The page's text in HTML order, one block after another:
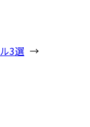
3選 →